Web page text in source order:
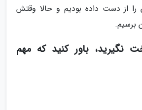
از دست داده بودیم و حالا وقتش
برسیم.
نگیرید، باور کنید که مهم